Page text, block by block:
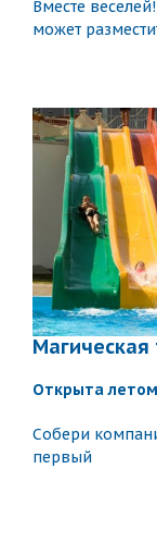
Вместе
может
Магическая
Открытa
Собери
первый